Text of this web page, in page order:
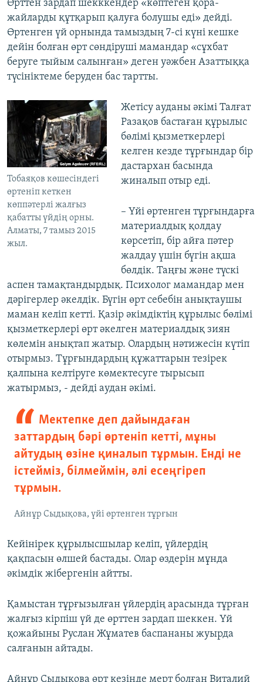
Өрттен зардап шекккендер «көптеген қора-
жайларды құтқарып қалуға болушы еді» дейді.
Өртенген үй орнында тамыздың 7-сі күні кешке
дейін болған өрт сөндіруші мамандар «сұхбат
беруге тыйым салынған» деген уәжбен Азаттыққа
түсініктеме беруден бас тартты.
Тобаяқов көшесіндегі
өртеніп кеткен
көппәтерлі жалғыз
қабатты үйдің орны.
Алматы, 7 тамыз 2015
жыл.
Жетісу ауданы әкімі Талғат
Разақов бастаған құрылыс
бөлімі қызметкерлері
келген кезде тұрғындар бір
дастархан басында
жиналып отыр еді.
– Үйі өртенген тұрғындарға
материалдық қолдау
көрсетіп, бір айға пәтер
жалдау үшін бүгін ақша
бөлдік. Таңғы және түскі
аспен тамақтандырдық. Психолог мамандар мен
дәрігерлер әкелдік. Бүгін өрт себебін анықтаушы
маман келіп кетті. Қазір әкімдіктің құрылыс бөлімі
қызметкерлері өрт әкелген материалдық зиян
көлемін анықтап жатыр. Олардың нәтижесін күтіп
отырмыз. Тұрғындардың құжаттарын тезірек
қалпына келтіруге көмектесуге тырысып
жатырмыз, - дейді аудан әкімі.
Мектепке деп дайындаған
заттардың бәрі өртеніп кетті, мұны
айтудың өзіне қиналып тұрмын. Енді не
істейміз, білмеймін, әлі есеңгіреп
тұрмын.
Айнұр Сыдықова, үйі өртенген тұрғын
Кейінірек құрылысшылар келіп, үйлердің
қақпасын өлшей бастады. Олар өздерін мұнда
әкімдік жібергенін айтты.
Қамыстан тұрғызылған үйлердің арасында тұрған
жалғыз кірпіш үй де өрттен зардап шеккен. Үй
қожайыны Руслан Жұматев баспананы жуырда
салғанын айтады.
Айнұр Сыдықова өрт кезінде мерт болған Виталий